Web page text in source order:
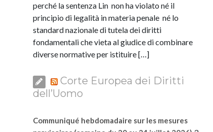
perché la sentenza Lin non ha violato né il
principio di legalità in materia penale né lo
standard nazionale di tutela dei diritti
fondamentali che vieta al giudice di combinare
diverse normative per istituire […]
Corte Europea dei Diritti
dell’Uomo
Communiqué hebdomadaire sur les mesures